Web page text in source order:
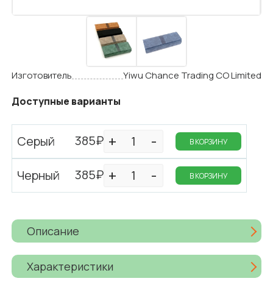
Изготовитель Yiwu Chance Trading CO Limited
Доступные варианты
Серый 385₽ В КОРЗИНУ
Черный 385₽ В КОРЗИНУ
Описание
Характеристики